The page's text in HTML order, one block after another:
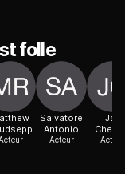
folle
Salvatore
Antonio
Acteur
Jay
Acteur